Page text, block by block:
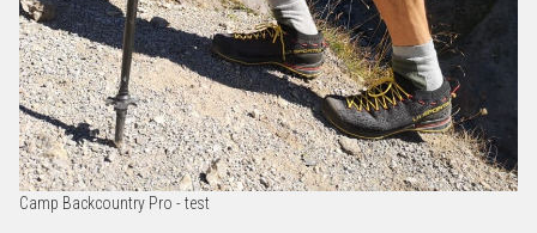
Camp Backcountry Pro - test